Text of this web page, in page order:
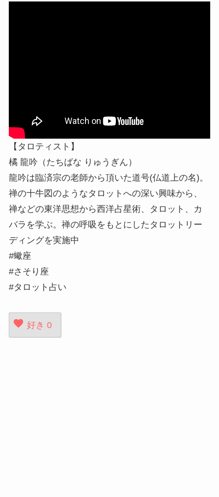
【タロティスト】
橘 龍吟（たちばな りゅうぎん）
龍吟は臨済宗の老師から頂いた道号(仏道上の名)。
禅の十牛図のようなタロットへの深い興味から、
禅などの東洋思想から西洋占星術、タロット、カ
バラを学ぶ。禅の呼吸をもとにしたタロットリー
ディングを実施中
#蠍座
#さそり座
#タロット占い
好き 0